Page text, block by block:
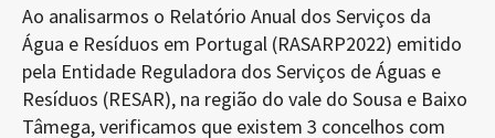
Ao analisarmos o Relatório Anual dos Serviços da
Água e Resíduos em Portugal (RASARP2022) emitido
pela Entidade Reguladora dos Serviços de Águas e
Resíduos (RESAR), na região do vale do Sousa e Baixo
Tâmega, verificamos que existem 3 concelhos com